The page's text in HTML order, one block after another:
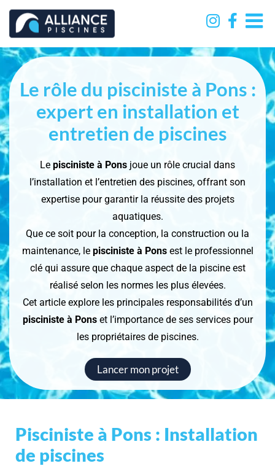
Passer
contenu
Le rôle du pisciniste à Pons :
expert en installation et
entretien de piscines
Le pisciniste à Pons joue un rôle crucial dans
l’installation et l’entretien des piscines, offrant son
expertise pour garantir la réussite des projets
aquatiques.
Que ce soit pour la conception, la construction ou la
maintenance, le pisciniste à Ponsest le professionnel
clé qui assure que chaque aspect de la piscine est
réalisé selon les normes les plus élevées.
Cet article explore les principales responsabilités d’un
pisciniste à Ponset l’importance de ses services pour
les propriétaires de piscines.
Lancer mon projet
Pisciniste à Pons : Installation
de piscines